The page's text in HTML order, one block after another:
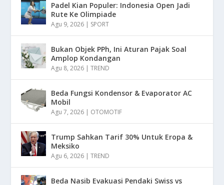
Padel Kian Populer: Indonesia Open Jadi
Rute Ke Olimpiade
Agu 9, 2026 | SPORT
Bukan Objek PPh, Ini Aturan Pajak Soal
Amplop Kondangan
Agu 8, 2026 |TREND
Beda Fungsi Kondensor & Evaporator AC
Mobil
Agu 7, 2026 | OTOMOTIF
Trump Sahkan Tarif 30% Untuk Eropa &
Meksiko
Agu 6, 2026 |TREND
Beda Nasib Evakuasi Pendaki Swiss vs